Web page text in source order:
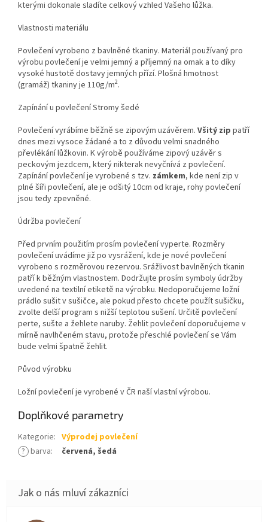
kterými dokonale sladíte celkový vzhled Vašeho lůžka.
Vlastnosti materiálu
Povlečení vyrobeno z bavlněné tkaniny. Materiál používaný pro
výrobu povlečení je velmi jemný a příjemný na omak a to díky
vysoké hustotě dostavy jemných přízí. Plošná hmotnost
(gramáž) tkaniny je 110g/m2.
Zapínání u povlečení Stromy šedé
Povlečení vyrábíme běžně se zipovým uzávěrem. Všitý zip patří
dnes mezi vysoce žádané a to z důvodu velmi snadného
převlékání lůžkovin. K výrobě používáme zipový uzávěr s
peckovým jezdcem, který nikterak nevyčnívá z povlečení.
Zapínání povlečení je vyrobené s tzv. zámkem, kde není zip v
plné šíři povlečení, ale je odšitý 10cm od kraje, rohy povlečení
jsou tedy zpevněné.
Údržba povlečení
Před prvním použitím prosím povlečení vyperte. Rozměry
povlečení uvádíme již po vysrážení, kde je nové povlečení
vyrobeno s rozměrovou rezervou. Srážlivost bavlněných tkanin
patří k běžným vlastnostem. Dodržujte prosím symboly údržby
uvedené na textilní etiketě na výrobku. Nedoporučujeme ložní
prádlo sušit v sušičce, ale pokud přesto chcete použít sušičku,
zvolte delší program s nižší teplotou sušení. Určitě povlečení
perte, sušte a žehlete naruby. Žehlit povlečení doporučujeme v
mírně navlhčeném stavu, protože přeschlé povlečení se Vám
bude velmi špatně žehlit.
Původ výrobku
Ložní povlečení je vyrobené v ČR naší vlastní výrobou.
Doplňkové parametry
Kategorie: Výprodej povlečení
? barva: červená, šedá